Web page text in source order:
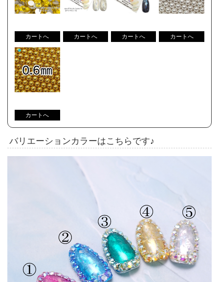
バリエーションカラーはこちらです♪